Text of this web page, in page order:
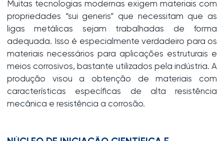
Muitas tecnologias modernas exigem materiais com
propriedades “sui generis” que necessitam que as
ligas metálicas sejam trabalhadas de forma
adequada. Isso é especialmente verdadeiro para os
materiais necessários para aplicações estruturais e
meios corrosivos, bastante utilizados pela indústria. A
produção visou a obtenção de materiais com
características específicas de alta resistência
mecânica e resistência a corrosão.